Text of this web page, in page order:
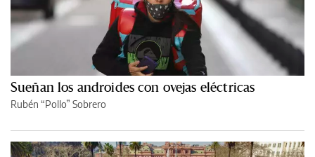
Sueñan los androides con ovejas eléctricas
Rubén “Pollo” Sobrero